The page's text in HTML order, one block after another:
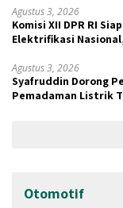
Agustus 3, 2026
Komisi XII DPR RI
Elektrifikasi
Agustus 3, 2026
Syafruddin Dorong
Pemadaman Listrik
Otomotif